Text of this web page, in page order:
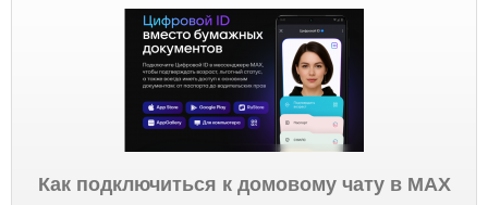
Как подключиться к домовому чату в МАХ